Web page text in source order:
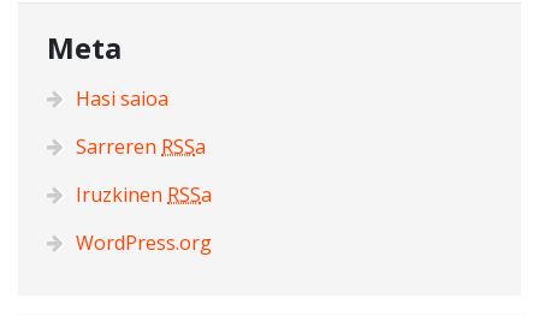
Meta
Hasi saioa
Sarreren RSSa
Iruzkinen RSSa
WordPress.org